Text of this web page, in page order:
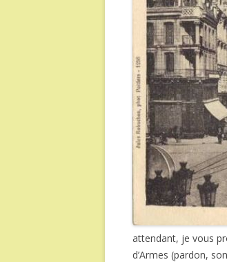
attendant, je vous
d’Armes (pardon,